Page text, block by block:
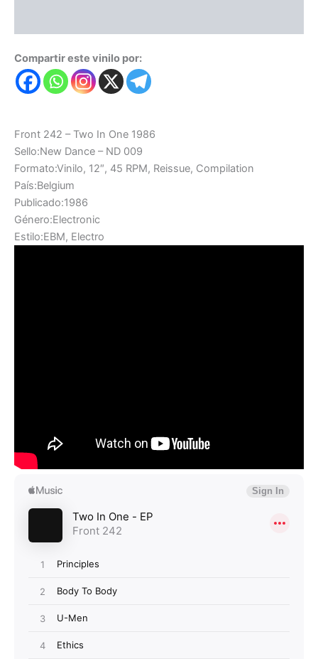
Compartir este vinilo por:
Front 242 – Two In One 1986
Sello:New Dance – ND 009
Formato:Vinilo, 12″, 45 RPM, Reissue, Compilation
País:Belgium
Publicado:1986
Género:Electronic
Estilo:EBM, Electro